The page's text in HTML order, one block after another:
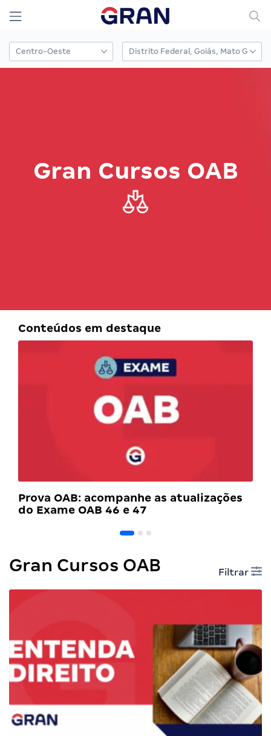
Gran Cursos OAB
Conteúdos em destaque
Prova OAB: acompanhe as atualizações
do Exame OAB 46 e 47
Gran Cursos OAB Filtrar